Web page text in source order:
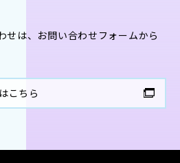
せは、お問い合わせフォームから
こちら